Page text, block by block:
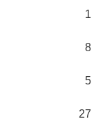
1
8
5
27